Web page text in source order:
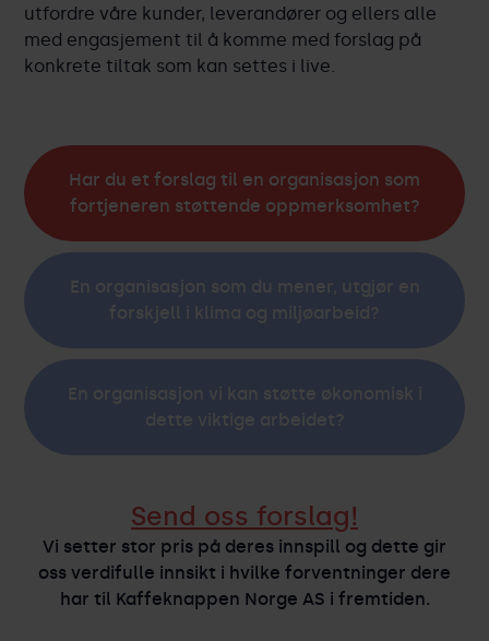
utfordre våre kunder, leverandører og ellers alle
med engasjement til å komme med forslag på
konkrete tiltak som kan settes i live.
Har du et forslag til en organisasjon som
fortjeneren støttende oppmerksomhet?
En organisasjon som du mener, utgjør en
forskjell i klima og miljøarbeid?
En organisasjon vi kan støtte økonomisk i
dette viktige arbeidet?
Send oss forslag!
Vi setter stor pris på deres innspill og dette gir
oss verdifulle innsikt i hvilke forventninger dere
har til Kaffeknappen Norge AS i fremtiden.